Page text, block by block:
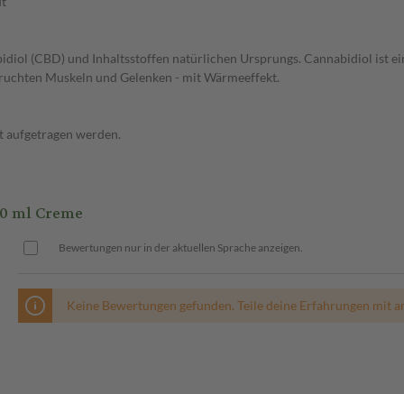
(CBD) und Inhaltsstoffen natürlichen Ursprungs. Cannabidiol ist
Muskeln und Gelenken - mit Wärmeeffekt.
aufgetragen werden.
ml Creme
Bewertungen nur in der aktuellen Sprache anzeigen.
Keine Bewertungen gefunden. Teile deine Erfahrungen mit